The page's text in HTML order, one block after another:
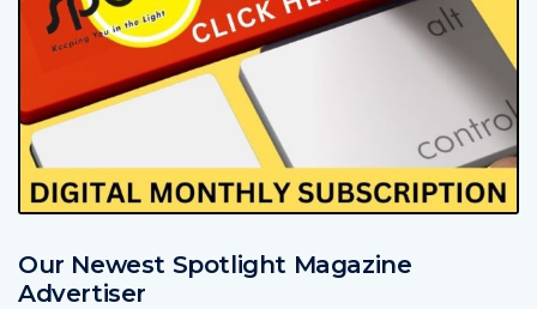
Our Newest Spotlight Magazine
Advertiser